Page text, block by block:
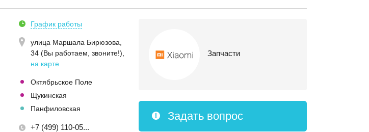
График работы
улица Маршала Бирюзова,
34 (Вы работаем, звоните!)
на карте
Октябрьское Поле
Щукинская
Панфиловская
+7 (499) 110-05...
Запчасти
Задать вопрос